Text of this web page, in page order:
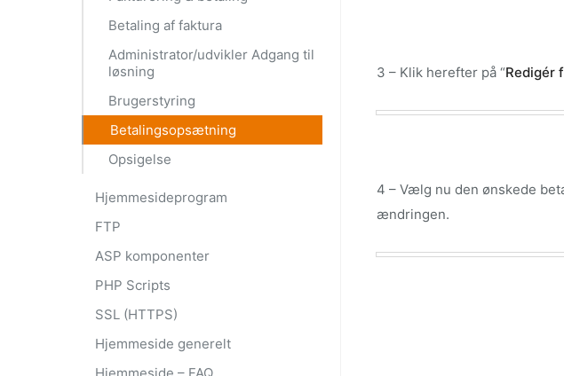
Betaling af faktura
Administrator/udvikler Adgang til
løsning
Brugerstyring
Betalingsopsætning
Opsigelse
Hjemmesideprogram
FTP
ASP komponenter
PHP Scripts
SSL (HTTPS)
Hjemmeside generelt
3 – Klik herefter på “Redigér
4 – Vælg nu den ønskede
ændringen.